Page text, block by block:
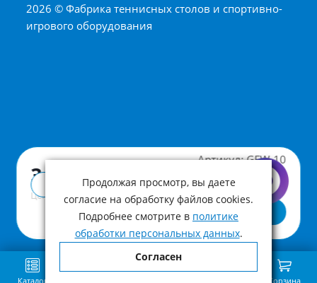
Артикул: GFW-10
3 400 ₽
Цена с учетом НДС
В корзину
Купить в 1 клик
2026 © Фабрика теннисных столов и спортивно-
игрового оборудования
Каталог Корзина
Продолжая просмотр, вы даете
согласие на обработку файлов cookies.
Подробнее смотрите в политике
обработки персональных данных.
Согласен